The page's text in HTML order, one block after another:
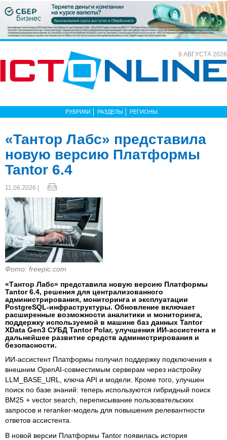
9 АВГУСТА 2026
РУБРИКИ РАЗДЕЛЫ РЕГИОНЫ
«Тантор Лабс» представила
новую версию Платформы
Tantor 6.4
11.06.2026 |
Фото: freepic.com
«Тантор Лабс» представила новую версию Платформы
Tantor 6.4, решения для централизованного
администрирования, мониторинга и эксплуатации
PostgreSQL-инфраструктуры. Обновление включает
расширенные возможности аналитики и мониторинга,
поддержку используемой в машине баз данных Tantor
XData Gen3 СУБД Tantor Polar, улучшения ИИ-ассистента и
дальнейшее развитие средств администрирования и
безопасности.
ИИ-ассистент Платформы получил поддержку подключения к
внешним OpenAI-совместимым серверам через настройку
LLM_BASE_URL, ключа API и модели. Кроме того, улучшен
поиск по базе знаний: теперь используются гибридный поиск
BM25 + vector search, переписывание пользовательских
запросов и reranker-модель для повышения релевантности
ответов ассистента.
В новой версии Платформы Tantor появилась история